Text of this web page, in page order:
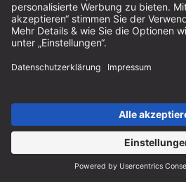
Impressum
Datenschutz
© 2026 sauter GmbH